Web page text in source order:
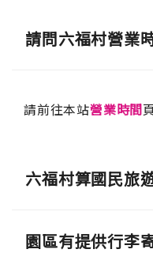
請問六福村營業
請前往本站營業時間
六福村算國民旅
園區有提供行李